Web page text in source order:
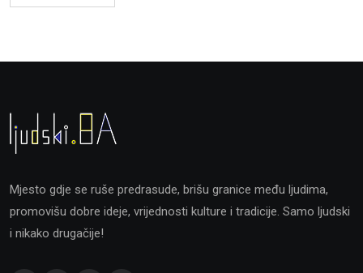
Mjesto gdje se ruše predrasude, brišu granice među ljudima,
promovišu dobre ideje, vrijednosti kulture i tradicije. Samo ljudski
i nikako drugačije!